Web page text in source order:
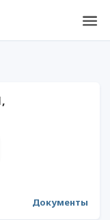
Документы